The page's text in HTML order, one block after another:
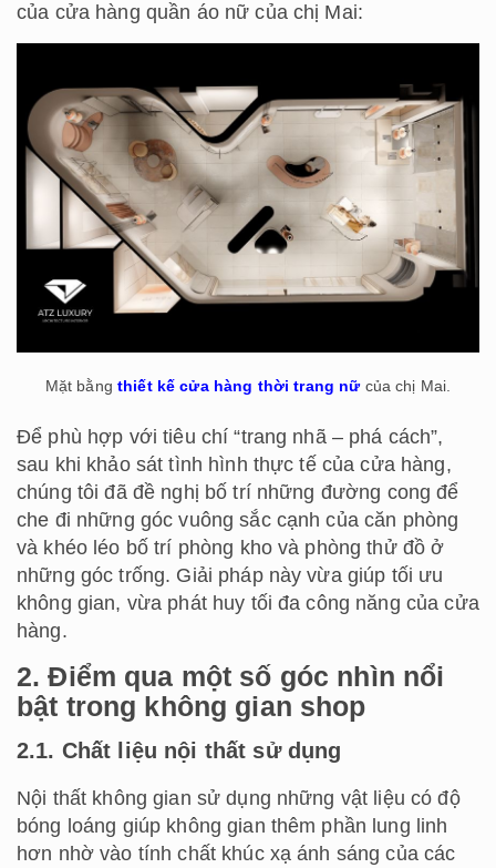
của cửa hàng quần áo nữ của chị Mai:
Mặt bằngthiết kế cửa hàng thời trang nữcủa chị Mai.
Để phù hợp với tiêu chí “trang nhã – phá cách”,
sau khi khảo sát tình hình thực tế của cửa hàng,
chúng tôi đã đề nghị bố trí những đường cong để
che đi những góc vuông sắc cạnh của căn phòng
và khéo léo bố trí phòng kho và phòng thử đồ ở
những góc trống. Giải pháp này vừa giúp tối ưu
không gian, vừa phát huy tối đa công năng của cửa
hàng.
2. Điểm qua một số góc nhìn nổi
bật trong không gian shop
2.1. Chất liệu nội thất sử dụng
Nội thất không gian sử dụng những vật liệu có độ
bóng loáng giúp không gian thêm phần lung linh
hơn nhờ vào tính chất khúc xạ ánh sáng của các